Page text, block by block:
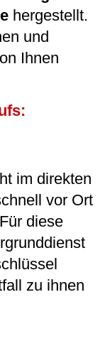
hergestellt.
und
Ihnen
im direkten
vor Ort
diese
zu ihnen